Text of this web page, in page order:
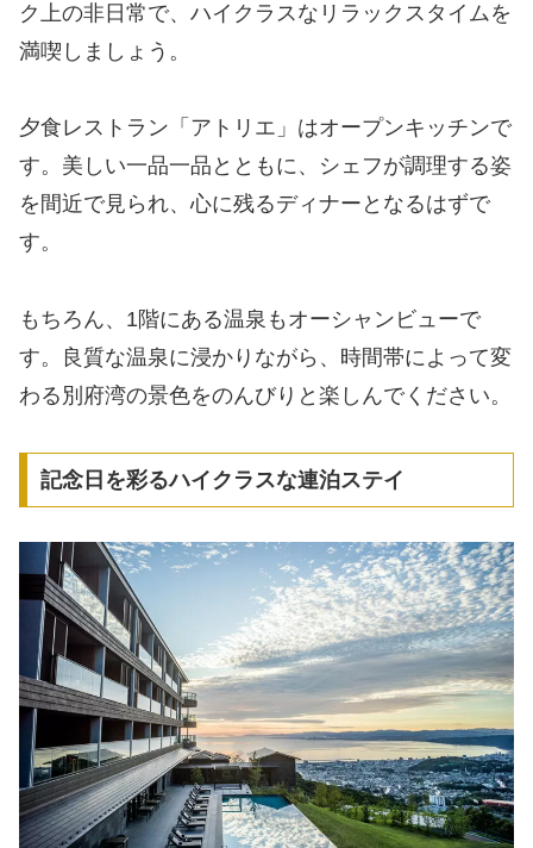
ク上の非日常で、ハイクラスなリラックスタイムを
満喫しましょう。
夕食レストラン「アトリエ」はオープンキッチンで
す。美しい一品一品とともに、シェフが調理する姿
を間近で見られ、心に残るディナーとなるはずで
す。
もちろん、1階にある温泉もオーシャンビューで
す。良質な温泉に浸かりながら、時間帯によって変
わる別府湾の景色をのんびりと楽しんでください。
記念日を彩るハイクラスな連泊ステイ